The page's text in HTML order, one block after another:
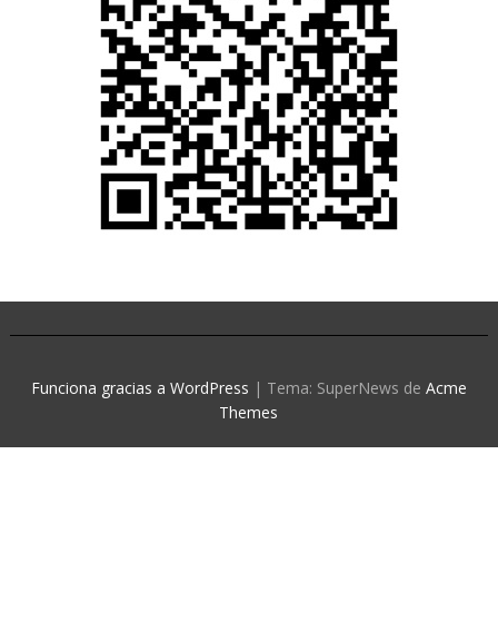
Funciona gracias a WordPress | Tema: SuperNews de Acme
Themes